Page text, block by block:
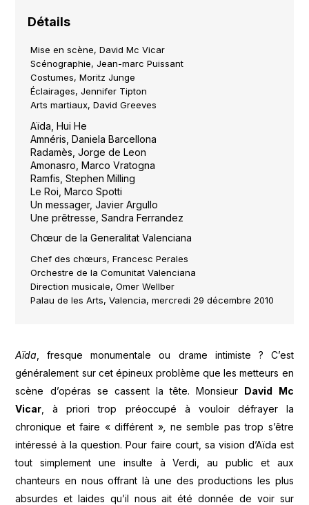
Détails
Mise en scène, David Mc Vicar
Scénographie, Jean-marc Puissant
Costumes, Moritz Junge
Éclairages, Jennifer Tipton
Arts martiaux, David Greeves
Aïda, Hui He
Amnéris, Daniela Barcellona
Radamès, Jorge de Leon
Amonasro, Marco Vratogna
Ramfis, Stephen Milling
Le Roi, Marco Spotti
Un messager, Javier Argullo
Une prêtresse, Sandra Ferrandez
Chœur de la Generalitat Valenciana
Chef des chœurs, Francesc Perales
Orchestre de la Comunitat Valenciana
Direction musicale, Omer Wellber
Palau de les Arts, Valencia, mercredi 29 décembre 2010
Aïda , fresque monumentale ou drame intimiste ? C’est
généralement sur cet épineux problème que les metteurs en
scène d’opéras se cassent la tête. Monsieur David Mc
Vicar , à priori trop préoccupé à vouloir défrayer la
chronique et faire « différent », ne semble pas trop s’être
intéressé à la question. Pour faire court, sa vision d’Aïda est
tout simplement une insulte à Verdi, au public et aux
chanteurs en nous offrant là une des productions les plus
absurdes et laides qu’il nous ait été donnée de voir sur